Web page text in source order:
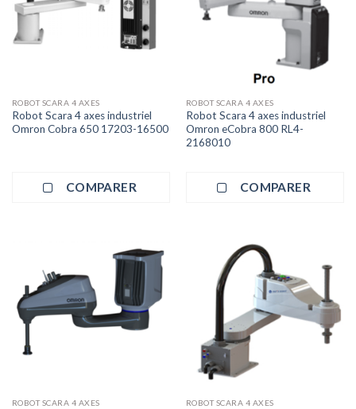
ROBOT SCARA 4 AXES
Robot Scara 4 axes industriel
Omron Cobra 650 17203-16500
COMPARER
ROBOT SCARA 4 AXES
Robot Scara 4 axes industriel
Omron eCobra 800 RL4-
2168010
COMPARER
ROBOT SCARA 4 AXES ROBOT SCARA 4 AXES